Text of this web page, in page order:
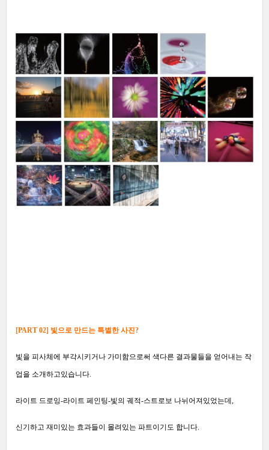
[PART 02] 빛으로 만드는 특별한 사진?
빛을 피사체에 부각시키거나 가미함으로써 색다른 결과물들을 얻어내는 작
업을 소개하고있습니다.
라이트 드로잉-라이트 페인팅-빛의 궤적-스트로보 나뉘어져있었는데,
신기하고 재미있는 효과들이 몰려있는 파트이기도 합니다.